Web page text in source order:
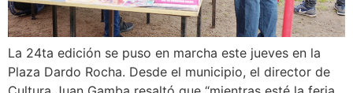
La 24ta edición se puso en marcha este jueves en la
Plaza Dardo Rocha. Desde el municipio, el director de